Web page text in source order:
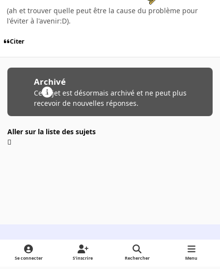
(ah et trouver quelle peut être la cause du problème pour
l'éviter à l'avenir:D).
Citer
Archivé
Ce sujet est désormais archivé et ne peut plus
recevoir de nouvelles réponses.
Aller sur la liste des sujets
Light ModeDark ModeSystem Preference
Se connecter S’inscrire Rechercher Menu